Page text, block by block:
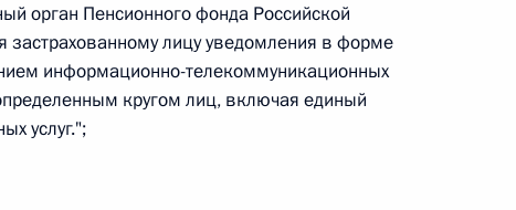
г. № 267-ФЗ
закона «О благотворительной деятельности
орган Пенсионного фонда Российской
лицу уведомления в форме
информационно-телекоммуникационных
кругом лиц, включая единый
услуг.";